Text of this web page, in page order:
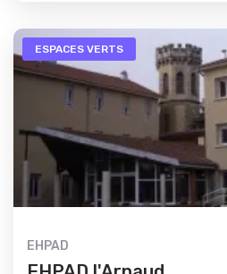
ESPACES VERTS
EHPAD